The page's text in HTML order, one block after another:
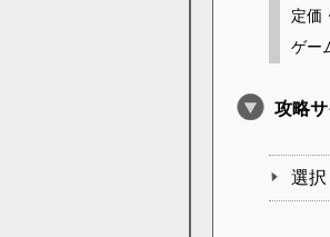
定価
ゲー
攻略
選択